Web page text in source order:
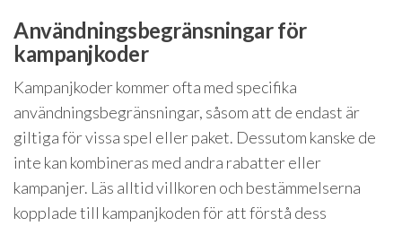
Användningsbegränsningar för
kampanjkoder
Kampanjkoder kommer ofta med specifika
användningsbegränsningar, såsom att de endast är
giltiga för vissa spel eller paket. Dessutom kanske de
inte kan kombineras med andra rabatter eller
kampanjer. Läs alltid villkoren och bestämmelserna
kopplade till kampanjkoden för att förstå dess